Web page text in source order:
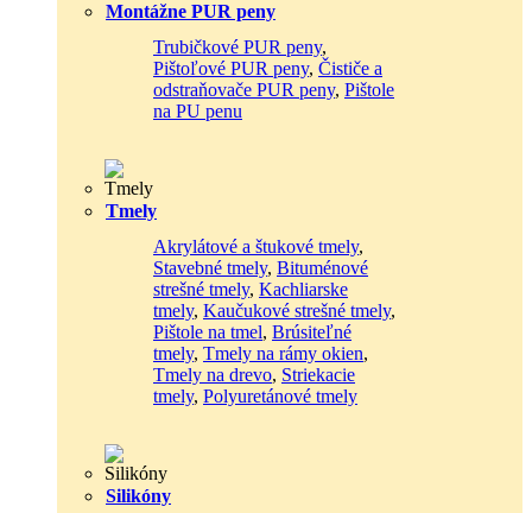
Montážne PUR peny
Trubičkové PUR peny,
Pištoľové PUR peny, Čističe a
odstraňovače PUR peny, Pištole
na PU penu
Tmely
Akrylátové a štukové tmely,
Stavebné tmely, Bituménové
strešné tmely, Kachliarske
tmely, Kaučukové strešné tmely,
Pištole na tmel, Brúsiteľné
tmely, Tmely na rámy okien,
Tmely na drevo, Striekacie
tmely, Polyuretánové tmely
Silikóny